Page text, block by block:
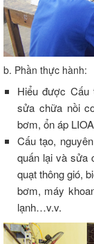
b. Phần thực hành:
Hiểu được Cấu
sửa chữa nồi
bơm, ổn áp
Cấu tạo,
quấn lại và sửa
quạt thông gió,
bơm, máy
lạnh…v.v.